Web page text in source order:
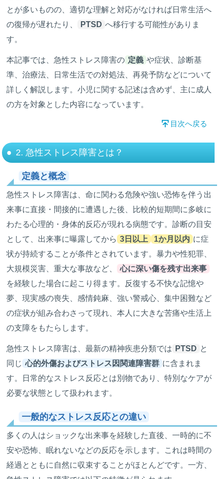
とが多いものの、適切な理解と対応がなければ日常生活へ
の復帰が遅れたり、
PTSD へ移行する可能性がありま
す。
本記事では、急性ストレス障害の 定義 や症状、診断基
準、治療法、日常生活での対処法、再発予防などについて
詳しく解説します。小児に関する記述は含めず、主に成人
の方を対象とした内容になっています。
目次へ戻る
2. 急性ストレス障害とは？
定義と概念
急性ストレス障害は、命に関わる危険や強い恐怖を伴う出
来事に直接・間接的に遭遇した後、比較的短期間に多岐に
わたる心理的・身体的反応が現れる病態です。診断の目安
として、出来事に曝露してから 3日以上 1か月以内 に症
状が持続することが条件とされています。暴力や性犯罪、
大規模災害、重大な事故など、
心に深い傷を残す出来事
を経験した場合に起こり得ます。反復する不快な記憶や
夢、現実感の喪失、感情鈍麻、強い警戒心、集中困難など
の症状が組み合わさって現れ、本人に大きな苦痛や生活上
の支障をもたらします。
急性ストレス障害は、最新の精神疾患分類では PTSD と
同じ 心的外傷およびストレス因関連障害群 に含まれま
す。日常的なストレス反応とは別物であり、特別なケアが
必要な状態として扱われます。
一般的なストレス反応との違い
多くの人はショックな出来事を経験した直後、一時的に不
安や恐怖、眠れないなどの反応を示します。これは時間の
経過とともに自然に収束することがほとんどです。一方、